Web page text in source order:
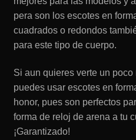
pera son los escotes en
cuadrados o redondos
para este tipo de cuerpo.
Si aun quieres verte un
puedes usar escotes en
honor, pues son perfectos
forma de reloj de arena a tu
¡Garantizado!